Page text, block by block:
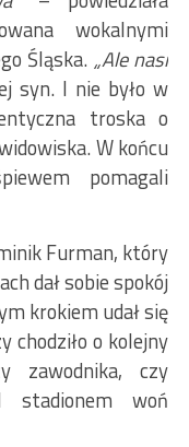
wokalnymi
Śląska. „Ale nasi
syn. I nie było w
troska o
W końcu
pomagali
Furman, który
dał sobie spokój
krokiem udał się
chodziło o kolejny
zawodnika, czy
stadionem woń